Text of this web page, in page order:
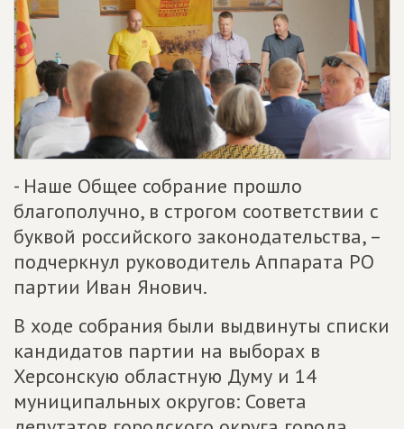
- Наше Общее собрание прошло
благополучно, в строгом соответствии с
буквой российского законодательства, –
подчеркнул руководитель Аппарата РО
партии Иван Янович.
В ходе собрания были выдвинуты списки
кандидатов партии на выборах в
Херсонскую областную Думу и 14
муниципальных округов: Совета